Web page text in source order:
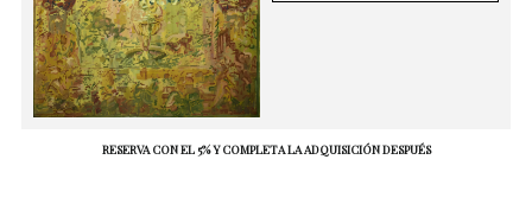
RESERVA CON EL 5% Y COMPLETA LA ADQUISICIÓN DESPUÉS